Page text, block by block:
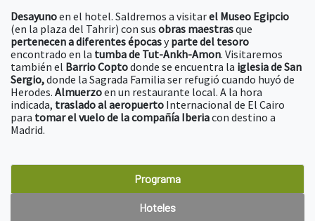
Desayunoen el hotel. Saldremos a visitarel Museo Egipcio
(en la plaza del Tahrir) con sus obras maestrasque
pertenecen a diferentes épocasyparte del tesoro
encontrado en la tumba de Tut-Ankh-Amon. Visitaremos
también el Barrio Coptodonde se encuentra la iglesia de San
Sergio,donde la Sagrada Familia ser refugió cuando huyó de
Herodes. Almuerzoen un restaurante local. A la hora
indicada, traslado al aeropuerto Internacional de El Cairo
para tomar el vuelo de la compañía Iberiacon destino a
Madrid.
Programa
Hoteles